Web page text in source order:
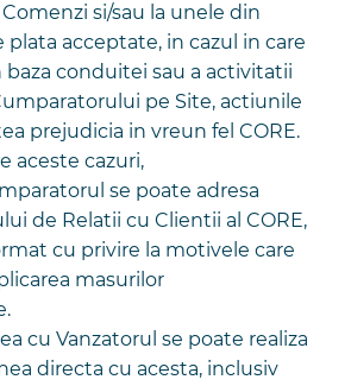
si/sau la unele din
acceptate, in cazul in care
baza conduitei sau a activitatii
pe Site, actiunile
prejudicia in vreun fel CORE.
aceste cazuri,
se poate adresa
de Relatii cu Clientii al CORE,
cu privire la motivele care
masurilor
cu Vanzatorul se poate realiza
directa cu acesta, inclusiv